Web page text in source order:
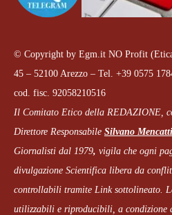
© Copyright by Egm.it NO Profit
45 – 52100 Arezzo – Tel. +39 0575
cod. fisc. 92058210516
Il Comitato Etico della REDAZIONE,
Direttore Responsabile Silvano
Giornalisti dal 1979, vigila che ogni
divulgazione Scientifica libera da
controllabili tramite Link sottolineato.
utilizzabili e riproducibili, a condizione